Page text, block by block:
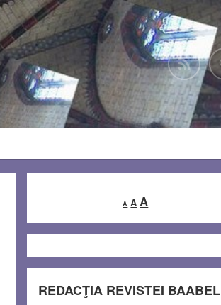
A
Decrease
font
A Reset
AIncrease
font
REDACŢIA REVISTEI BAABEL